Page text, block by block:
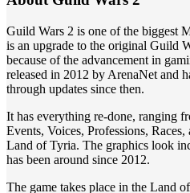
Guild Wars 2 is one of the biggest
is an upgrade to the original Guild
because of the advancement in
released in 2012 by ArenaNet and
through updates since then.
It has everything re-done, ranging
Events, Voices, Professions,
Land of Tyria. The graphics look
has been around since 2012.
The game takes place in the Land